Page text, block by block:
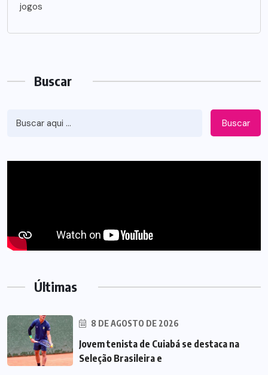
jogos
Buscar
Buscar
Últimas
8 DE AGOSTO DE 2026
Jovem tenista de Cuiabá se destaca na
Seleção Brasileira e